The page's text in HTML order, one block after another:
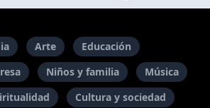
Arte
Educación
Niños y familia
Música
Cultura y sociedad